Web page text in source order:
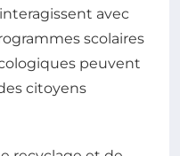
avec
scolaires
peuvent
citoyens